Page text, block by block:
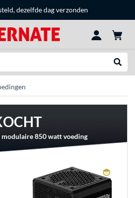
dezelfde dag verzonden
850 watt voeding